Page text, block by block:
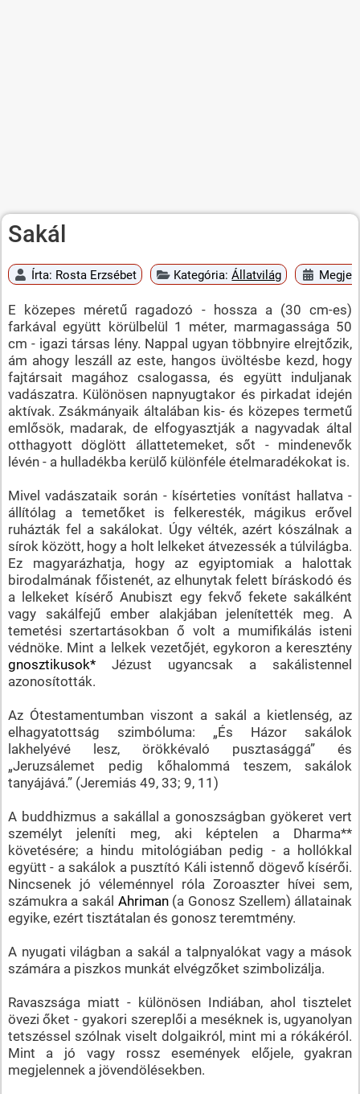
Sakál
Írta: Rosta Erzsébet Kategória:Állatvilág
E közepes méretű ragadozó - hossza a (30 cm-es)
farkával együtt körülbelül 1 méter, marmagassága 50
cm - igazi társas lény. Nappal ugyan többnyire elrejtőzik,
ám ahogy leszáll az este, hangos üvöltésbe kezd, hogy
fajtársait magához csalogassa, és együtt induljanak
vadászatra. Különösen napnyugtakor és pirkadat idején
aktívak. Zsákmányaik általában kis- és közepes termetű
emlősök, madarak, de elfogyasztják a nagyvadak által
otthagyott döglött állattetemeket, sőt - mindenevők
lévén - a hulladékba kerülő különféle ételmaradékokat is.
Mivel vadászataik során - kísérteties vonítást hallatva -
állítólag a temetőket is felkeresték, mágikus erővel
ruházták fel a sakálokat. Úgy vélték, azért kószálnak a
sírok között, hogy a holt lelkeket átvezessék a túlvilágba.
Ez magyarázhatja, hogy az egyiptomiak a halottak
birodalmának főistenét, az elhunytak felett bíráskodó és
a lelkeket kísérő Anubiszt egy fekvő fekete sakálként
vagy sakálfejű ember alakjában jelenítették meg. A
temetési szertartásokban ő volt a mumifikálás isteni
védnöke. Mint a lelkek vezetőjét, egykoron a keresztény
gnosztikusok*Jézust ugyancsak a sakálistennel
azonosították.
Az Ótestamentumban viszont a sakál a kietlenség, az
elhagyatottság szimbóluma: „És Házor sakálok
lakhelyévé lesz, örökkévaló pusztasággá” és
„Jeruzsálemet pedig kőhalommá teszem, sakálok
tanyájává.” (Jeremiás 49, 33; 9, 11)
A buddhizmus a sakállal a gonoszságban gyökeret vert
személyt jeleníti meg, aki képtelen a Dharma**
követésére; a hindu mitológiában pedig - a hollókkal
együtt - a sakálok a pusztító Káli istennő dögevő kísérői.
Nincsenek jó véleménnyel róla Zoroaszter hívei sem,
számukra a sakál Ahriman(a Gonosz Szellem) állatainak
egyike, ezért tisztátalan és gonosz teremtmény.
A nyugati világban a sakál a talpnyalókat vagy a mások
számára a piszkos munkát elvégzőket szimbolizálja.
Ravaszsága miatt - különösen Indiában, ahol tisztelet
övezi őket - gyakori szereplői a meséknek is, ugyanolyan
tetszéssel szólnak viselt dolgaikról, mint mi a rókákéról.
Mint a jó vagy rossz események előjele, gyakran
megjelennek a jövendölésekben.